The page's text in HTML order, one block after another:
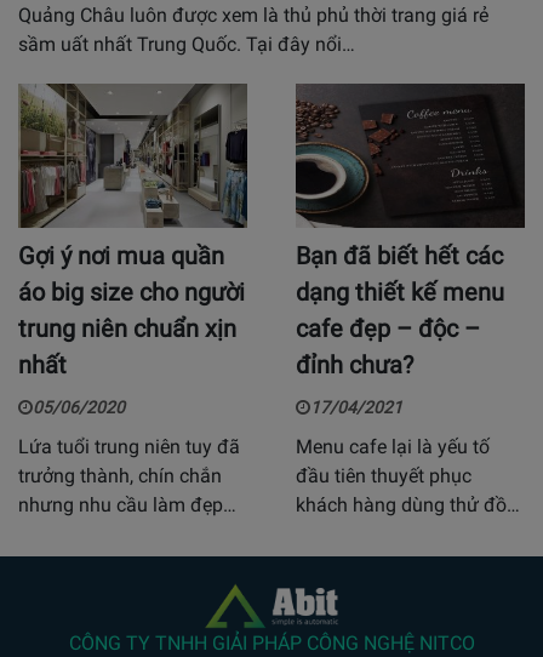
Quảng Châu luôn được xem là thủ phủ thời trang giá rẻ
sầm uất nhất Trung Quốc. Tại đây nổi…
Gợi ý nơi mua quần
áo big size cho người
trung niên chuẩn xịn
nhất
05/06/2020
Lứa tuổi trung niên tuy đã
trưởng thành, chín chắn
nhưng nhu cầu làm đẹp…
Bạn đã biết hết các
dạng thiết kế menu
cafe đẹp – độc –
đỉnh chưa?
17/04/2021
Menu cafe lại là yếu tố
đầu tiên thuyết phục
khách hàng dùng thử đồ…
CÔNG TY TNHH GIẢI PHÁP CÔNG NGHỆ NITCO